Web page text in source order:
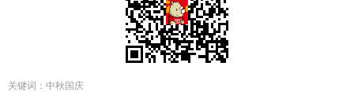
关键词：中秋国庆